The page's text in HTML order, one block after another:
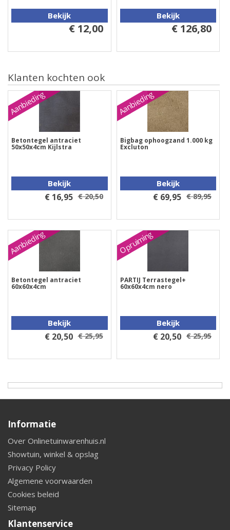
Bekijk
€ 12,00
Bekijk
€ 126,80
Klanten kochten ook
Aanbieding
Betontegel antraciet
50x50x4cm Kijlstra
Bekijk
€ 16,95 € 20,50
Aanbieding
Bigbag ophoogzand 1.000 kg
Excluton
Bekijk
€ 69,95 € 89,95
Aanbieding
Betontegel antraciet
60x60x4cm
Bekijk
€ 20,50 € 25,95
Opruiming
PARTIJ Terrastegel+
60x60x4cm nero
Bekijk
€ 20,50 € 25,95
Informatie
Over Onlinetuinwarenhuis.nl
Showtuin, winkel & opslag
Privacy Policy
Algemene voorwaarden
Cookies beleid
Sitemap
Klantenservice